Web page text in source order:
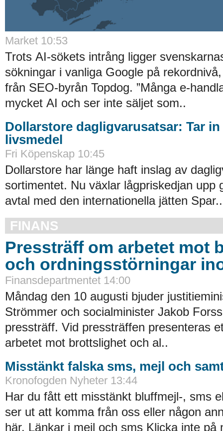
Market 10:53
Trots AI-sökets intrång ligger
sökningar i vanliga Google på
från SEO-byrån Topdog. ”Många e-
mycket AI och ser inte säljet som..
Dollarstore dagligvarusatsar: Tar in
livsmedel
Fri Köpenskap 10:45
Dollarstore har länge haft inslag av
sortimentet. Nu växlar lågpriskedjan upp
avtal med den internationella jätten
FINANS
Pressträff om arbetet mot
och ordningsstörningar
Finansdepartmentet 14:00
Måndag den 10 augusti bjuder
Strömmer och socialminister Jakob
pressträff. Vid pressträffen presenteras
arbetet mot brottslighet och al..
Misstänkt falska sms, mejl och
Kronofogden Nyheter 13:44
Har du fått ett misstänkt bluffmejl-, sms
ser ut att komma från oss eller någon
här. Länkar i mejl och sms Klicka inte på